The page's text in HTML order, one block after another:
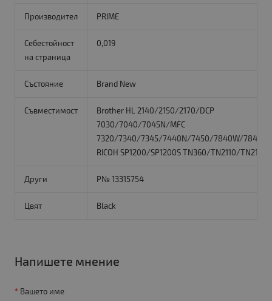
Производител PRIME
Себестойност
на страница
0,019
Състояние Brand New
Съвместимост
Brother HL 2140/2150/2170/DCP
7030/7040/7045N/MFC
7320/7340/7345/7440N/7450/7840W/7840N/
RICOH SP1200/SP1200S TN360/TN2110/TN2120
Други P№ 13315754
Цвят Black
Напишете мнение
Вашето име